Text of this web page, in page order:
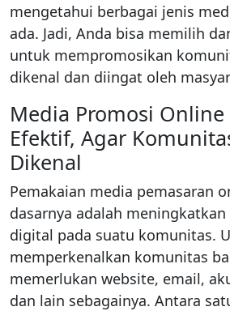
mengetahui berbagai jenis
ada. Jadi, Anda bisa memilih
untuk mempromosikan
dikenal dan diingat oleh
Media Promosi Online
Efektif, Agar
Dikenal
Pemakaian media pemasaran
dasarnya adalah meningkatkan
digital pada suatu komunitas.
memperkenalkan komunitas
memerlukan website, email,
dan lain sebagainya. Antara